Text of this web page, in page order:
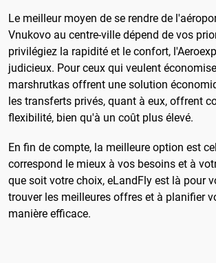
Le meilleur moyen de se rendre de
Vnukovo au centre-ville dépend de vos
privilégiez la rapidité et le confort,
judicieux. Pour ceux qui veulent
marshrutkas offrent une solution
les transferts privés, quant à eux, offrent
flexibilité, bien qu'à un coût plus élevé.
En fin de compte, la meilleure option est
correspond le mieux à vos besoins et à
que soit votre choix, eLandFly est là pour
trouver les meilleures offres et à planifier
manière efficace.